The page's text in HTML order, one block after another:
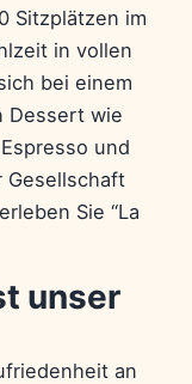
Sitzplätzen im
in vollen
bei einem
Dessert wie
und
Gesellschaft
Sie “La
unser
an